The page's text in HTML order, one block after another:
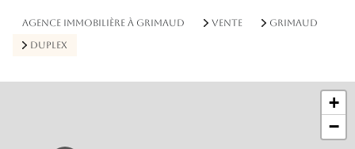
AGENCE IMMOBILIÈRE À GRIMAUD VENTE
GRIMAUD
DUPLEX
+
−